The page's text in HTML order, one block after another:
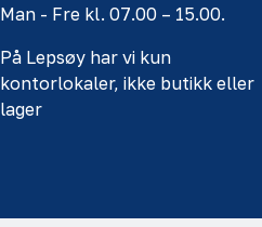
Man - Fre kl. 07.00 – 15.00.
På Lepsøy har vi kun
kontorlokaler, ikke butikk eller
lager